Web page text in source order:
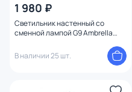
1 980 ₽
Светильник настенный со
сменной лампой G9 Ambrella
В наличии 25 шт.